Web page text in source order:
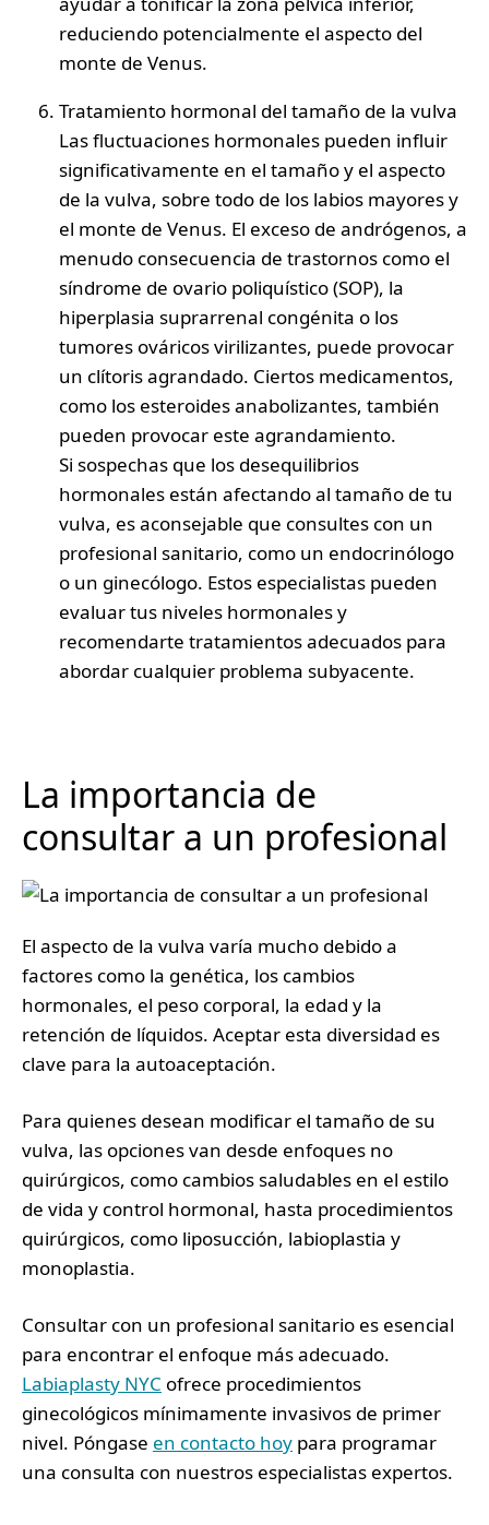
reduciendo potencialmente el aspecto del
monte de Venus.
Tratamiento hormonal del tamaño de la vulva
Las fluctuaciones hormonales pueden influir
significativamente en el tamaño y el aspecto
de la vulva, sobre todo de los labios mayores y
el monte de Venus. El exceso de andrógenos, a
menudo consecuencia de trastornos como el
síndrome de ovario poliquístico (SOP), la
hiperplasia suprarrenal congénita o los
tumores ováricos virilizantes, puede provocar
un clítoris agrandado. Ciertos medicamentos,
como los esteroides anabolizantes, también
pueden provocar este agrandamiento.
Si sospechas que los desequilibrios
hormonales están afectando al tamaño de tu
vulva, es aconsejable que consultes con un
profesional sanitario, como un endocrinólogo
o un ginecólogo. Estos especialistas pueden
evaluar tus niveles hormonales y
recomendarte tratamientos adecuados para
abordar cualquier problema subyacente.
La importancia de
consultar a un profesional
El aspecto de la vulva varía mucho debido a
factores como la genética, los cambios
hormonales, el peso corporal, la edad y la
retención de líquidos. Aceptar esta diversidad es
clave para la autoaceptación.
Para quienes desean modificar el tamaño de su
vulva, las opciones van desde enfoques no
quirúrgicos, como cambios saludables en el estilo
de vida y control hormonal, hasta procedimientos
quirúrgicos, como liposucción, labioplastia y
monoplastia.
Consultar con un profesional sanitario es esencial
para encontrar el enfoque más adecuado.
Labiaplasty NYC ofrece procedimientos
ginecológicos mínimamente invasivos de primer
nivel. Póngase en contacto hoy para programar
una consulta con nuestros especialistas expertos.